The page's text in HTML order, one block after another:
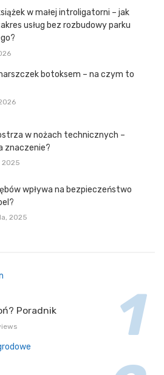
w małej introligatorni – jak
usług bez rozbudowy parku
botoksem – na czym to
w nożach technicznych –
znaczenie?
2025
wpływa na bezpieczeństwo
2025
Poradnik